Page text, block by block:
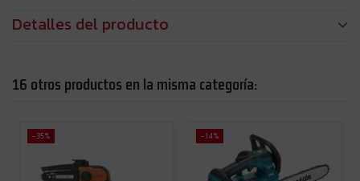
Detalles del producto
16 otros productos en la misma categoría:
-35% -14%